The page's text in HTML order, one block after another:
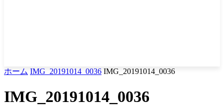
ホーム IMG_20191014_0036 IMG_20191014_0036
IMG_20191014_0036